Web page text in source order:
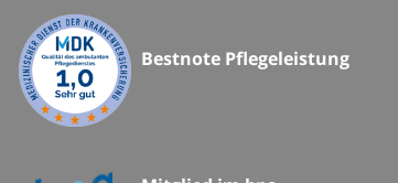
Bestnote Pflegeleistung